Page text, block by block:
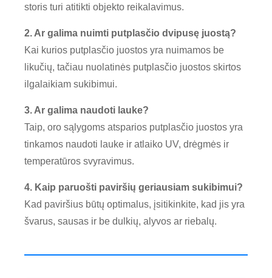
storis turi atitikti objekto reikalavimus.
2. Ar galima nuimti putplasčio dvipusę juostą?
Kai kurios putplasčio juostos yra nuimamos be
likučių, tačiau nuolatinės putplasčio juostos skirtos
ilgalaikiam sukibimui.
3. Ar galima naudoti lauke?
Taip, oro sąlygoms atsparios putplasčio juostos yra
tinkamos naudoti lauke ir atlaiko UV, drėgmės ir
temperatūros svyravimus.
4. Kaip paruošti paviršių geriausiam sukibimui?
Kad paviršius būtų optimalus, įsitikinkite, kad jis yra
švarus, sausas ir be dulkių, alyvos ar riebalų.